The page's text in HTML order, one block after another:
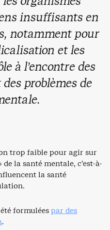
insuffisants en
notamment pour
et les
à l’encontre des
problèmes de
trop faible pour agir sur
la santé mentale, c’est-à-
la santé
formuléespar des
.